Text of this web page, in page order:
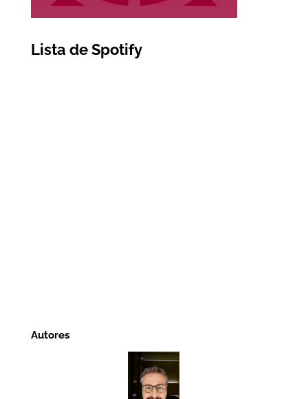
Lista de Spotify
Autores